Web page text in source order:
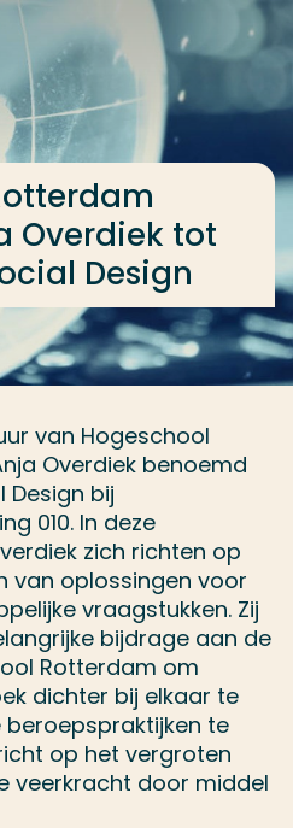
benoemt Anja
Overdiek tot
Design
van Hogeschool
Overdiek benoemd
bij
010. In deze
zich richten op
van oplossingen voor
vraagstukken. Zij
bijdrage aan de
Rotterdam om
dichter bij elkaar te
te
op het vergroten
veerkracht door middel